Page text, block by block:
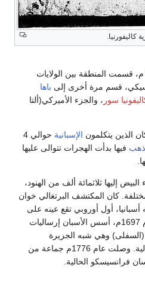
الولايات
إلىباها
الأميركي(ألتا
حوالي 4
تتوالى عليها
ألف من الهنود،
البرتغالي خوان
تقع عينه على
1697م، أسس الأسبان إرساليات
الجزيرة
المكسيكية جنوبي كاليفورنيا الحالية. وصلت عام 1776م جماعة من